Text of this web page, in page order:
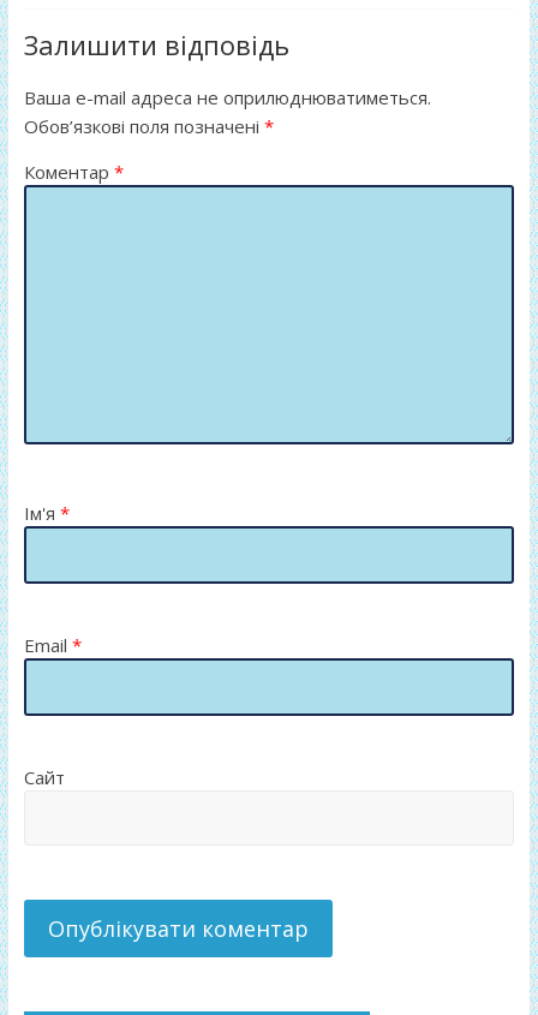
o
k
т
и
ся
Залишити відповідь
Ваша e-mail адреса не оприлюднюватиметься.
Обов’язкові поля позначені *
Коментар *
Ім'я *
Email *
Сайт